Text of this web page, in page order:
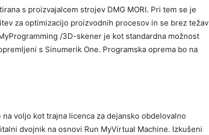
s proizvajalcem strojev DMG MORI. Pri tem se je
za optimizacijo proizvodnih procesov in se brez težav
/3D-skener je kot standardna možnost
s Sinumerik One. Programska oprema bo na
voljo kot trajna licenca za dejansko obdelovalno
dvojnik na osnovi Run MyVirtual Machine. Izkušeni